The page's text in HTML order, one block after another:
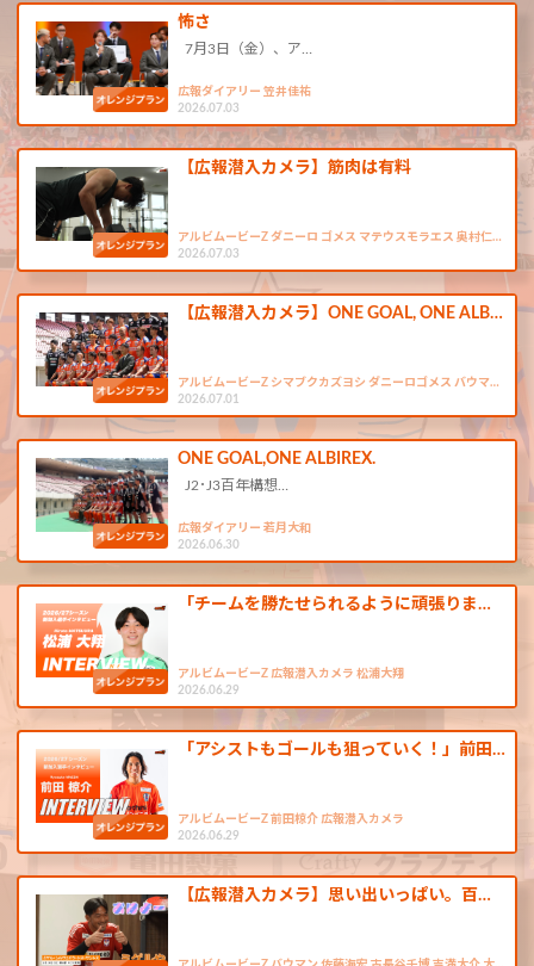
怖さ
7月3日（金）、ア…
広報ダイアリー 笠井佳祐
2026.07.03
【広報潜入カメラ】筋肉は有料
アルビムービーZ ダニーロ ゴメス マテウスモラエス 奥村仁…
2026.07.03
【広報潜入カメラ】ONE GOAL, ONE ALB…
アルビムービーZ シマブクカズヨシ ダニーロゴメス バウマ…
2026.07.01
ONE GOAL,ONE ALBIREX.
J2･J3百年構想…
広報ダイアリー 若月大和
2026.06.30
「チームを勝たせられるように頑張りま…
アルビムービーZ 広報潜入カメラ 松浦大翔
2026.06.29
「アシストもゴールも狙っていく！」前田…
アルビムービーZ 前田椋介 広報潜入カメラ
2026.06.29
【広報潜入カメラ】思い出いっぱい。百…